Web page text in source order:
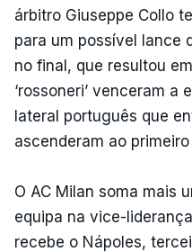
árbitro Giuseppe Collo
para um possível lance
no final, que resultou
‘rossoneri’ venceram a
lateral português que
ascenderam ao
O AC Milan soma mais
equipa na vice-
recebe o Nápoles,